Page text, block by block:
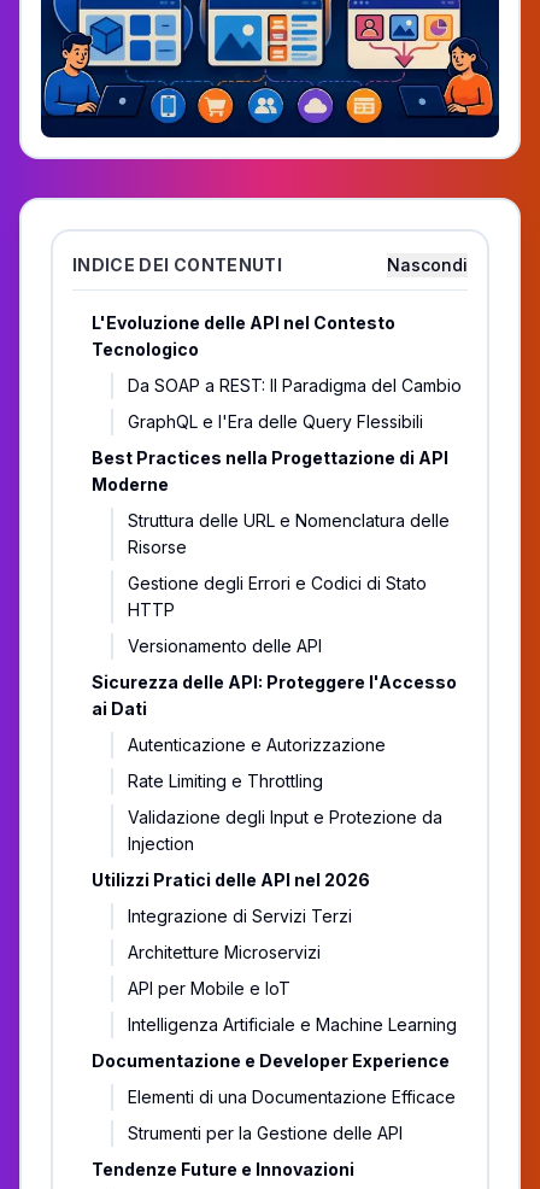
INDICE DEI CONTENUTI Nascondi
L'Evoluzione delle API nel Contesto
Tecnologico
Da SOAP a REST: Il Paradigma del Cambio
GraphQL e l'Era delle Query Flessibili
Best Practices nella Progettazione di API
Moderne
Struttura delle URL e Nomenclatura delle
Risorse
Gestione degli Errori e Codici di Stato
HTTP
Versionamento delle API
Sicurezza delle API: Proteggere l'Accesso
ai Dati
Autenticazione e Autorizzazione
Rate Limiting e Throttling
Validazione degli Input e Protezione da
Injection
Utilizzi Pratici delle API nel 2026
Integrazione di Servizi Terzi
Architetture Microservizi
API per Mobile e IoT
Intelligenza Artificiale e Machine Learning
Documentazione e Developer Experience
Elementi di una Documentazione Efficace
Strumenti per la Gestione delle API
Tendenze Future e Innovazioni